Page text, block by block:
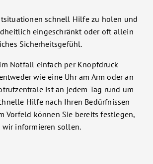
schnell Hilfe zu holen und
eingeschränkt oder oft allein
Sicherheitsgefühl.
Notfall einfach per Knopfdruck
wie eine Uhr am Arm oder an
ist an jedem Tag rund um
Hilfe nach Ihren Bedürfnissen
Vorfeld können Sie bereits festlegen,
wir informieren sollen.